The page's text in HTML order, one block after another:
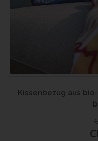
Kissenbezug aus